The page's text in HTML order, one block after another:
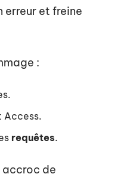
erreur et freine
:
Access.
requêtes.
accroc de